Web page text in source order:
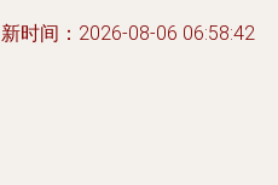
时间：2026-08-06 06:58:42